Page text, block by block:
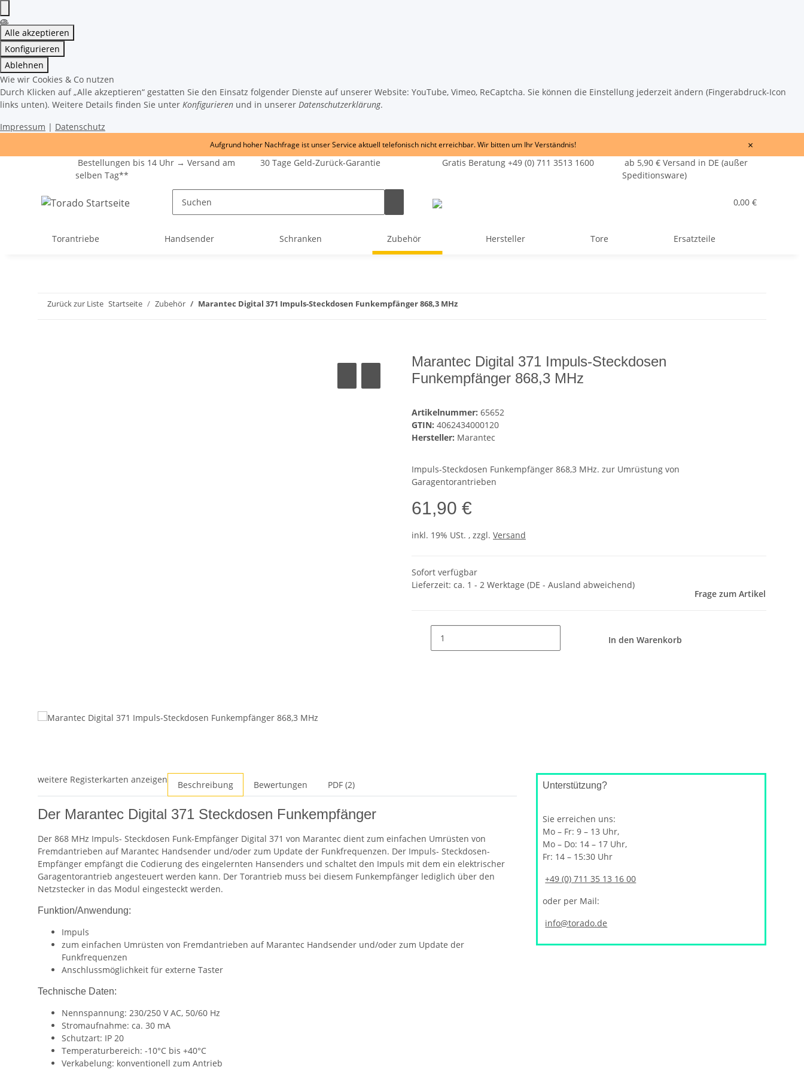
Alle akzeptieren
Konfigurieren
Ablehnen
Wie wir Cookies & Co nutzen
Durch Klicken auf „Alle akzeptieren“ gestatten Sie den Einsatz folgender Dienste auf unserer Website: YouTube, Vimeo, ReCaptcha. Sie können die Einstellung jederzeit ändern (Fingerabdruck-Icon
links unten). Weitere Details finden Sie unter Konfigurieren und in unserer Datenschutzerklärung.
Impressum | Datenschutz
Aufgrund hoher Nachfrage ist unser Service aktuell telefonisch nicht erreichbar. Wir bitten um Ihr Verständnis! ×
Bestellungen bis 14 Uhr → Versand am
selben Tag**
30 Tage Geld-Zurück-Garantie Gratis Beratung +49 (0) 711 3513 1600
ab 5,90 € Versand in DE (außer
Speditionsware)
0,00 €
Torantriebe Handsender Schranken Zubehör Hersteller Tore Ersatzteile
Zurück zur Liste Startseite Zubehör Marantec Digital 371 Impuls-Steckdosen Funkempfänger 868,3 MHz
Marantec Digital 371 Impuls-Steckdosen
Funkempfänger 868,3 MHz
Artikelnummer: 65652
GTIN: 4062434000120
Hersteller: Marantec
Impuls-Steckdosen Funkempfänger 868,3 MHz. zur Umrüstung von
Garagentorantrieben
61,90 €
inkl. 19% USt. , zzgl. Versand
Sofort verfügbar
Lieferzeit: ca. 1 - 2 Werktage (DE - Ausland abweichend)
Frage zum Artikel
In den Warenkorb
weitere Registerkarten anzeigen Beschreibung Bewertungen PDF (2)
Der Marantec Digital 371 Steckdosen Funkempfänger
Der 868 MHz Impuls- Steckdosen Funk-Empfänger Digital 371 von Marantec dient zum einfachen Umrüsten von
Fremdantrieben auf Marantec Handsender und/oder zum Update der Funkfrequenzen. Der Impuls- Steckdosen-
Empfänger empfängt die Codierung des eingelernten Hansenders und schaltet den Impuls mit dem ein elektrischer
Garagentorantrieb angesteuert werden kann. Der Torantrieb muss bei diesem Funkempfänger lediglich über den
Netzstecker in das Modul eingesteckt werden.
Funktion/Anwendung:
Impuls
zum einfachen Umrüsten von Fremdantrieben auf Marantec Handsender und/oder zum Update der
Funkfrequenzen
Anschlussmöglichkeit für externe Taster
Technische Daten:
Nennspannung: 230/250 V AC, 50/60 Hz
Stromaufnahme: ca. 30 mA
Schutzart: IP 20
Temperaturbereich: -10°C bis +40°C
Verkabelung: konventionell zum Antrieb
Unterstützung?
Sie erreichen uns:
Mo – Fr: 9 – 13 Uhr,
Mo – Do: 14 – 17 Uhr,
Fr: 14 – 15:30 Uhr
+49 (0) 711 35 13 16 00
oder per Mail:
info@torado.de